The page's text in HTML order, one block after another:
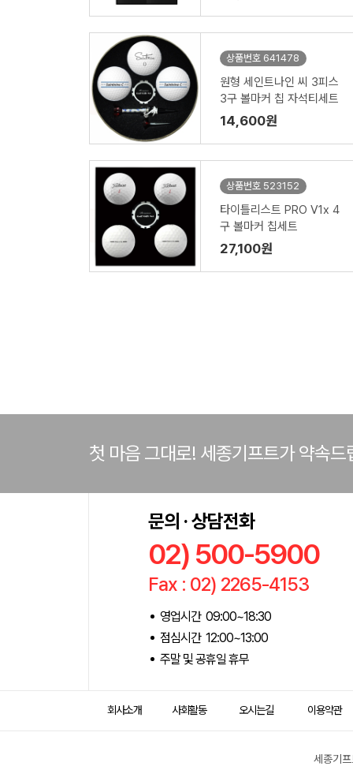
상품번호 641478
원형 세인트나인 씨 3피스
3구 볼마커 칩 자석티세트
14,600원
상품번호 523152
타이틀리스트 PRO V1x 4
구 볼마커 칩세트
27,100원
첫 마음 그대로! 세종기프트가 약속드
문의 · 상담전화
02) 500-5900
Fax : 02) 2265-4153
영업시간 09:00~18:30
점심시간 12:00~13:00
주말 및 공휴일 휴무
회사소개 사회활동 오시는길 이용약관
세종기